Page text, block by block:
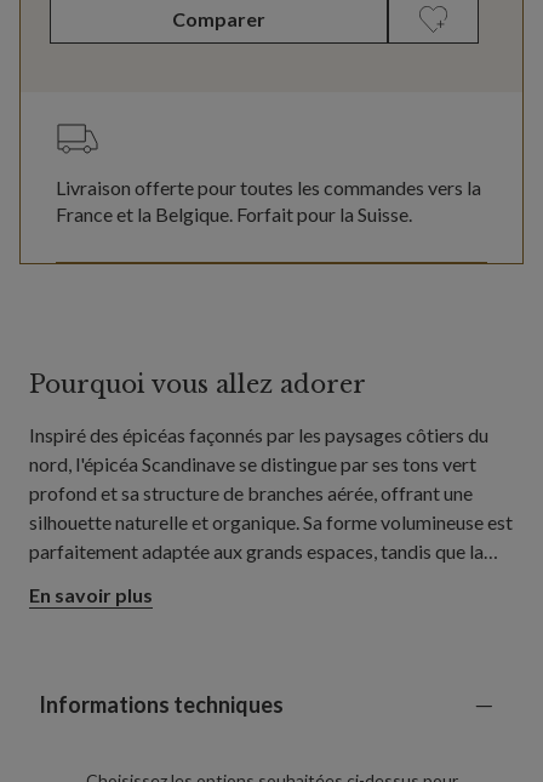
Comparer
Livraison offerte pour toutes les commandes vers la
France et la Belgique. Forfait pour la Suisse.
Pourquoi vous allez adorer
Inspiré des épicéas façonnés par les paysages côtiers du
nord, l'épicéa Scandinave se distingue par ses tons vert
profond et sa structure de branches aérée, offrant une
silhouette naturelle et organique. Sa forme volumineuse est
parfaitement adaptée aux grands espaces, tandis que la
mettre en valeur vos plus belles boules, figurines et autres
En savoir plus
Informations techniques